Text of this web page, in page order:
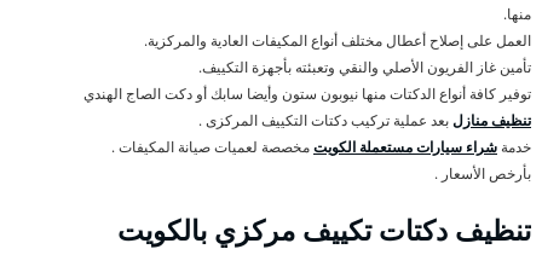
منها.
العمل على إصلاح أعطال مختلف أنواع المكيفات العادية والمركزية.
تأمين غاز الفريون الأصلي والنقي وتعبئته بأجهزة التكييف.
توفير كافة أنواع الدكتات منها نيوبون ستون وأيضا سابك أو دكت الصاج الهندي
تنظيف منازلبعد عملية تركيب دكتات التكييف المركزى .
خدمة شراء سيارات مستعملة الكويتمخصصة لعميات صيانة المكيفات .
بأرخص الأسعار .
تنظيف دكتات تكييف مركزي بالكويت